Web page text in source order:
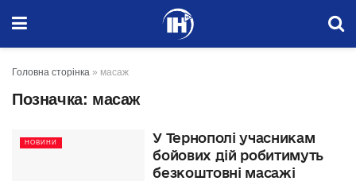
Головна сторінка » масаж
Позначка: масаж
НОВИНИ
У Тернополі учасникам
бойових дій робитимуть
безкоштовні масажі